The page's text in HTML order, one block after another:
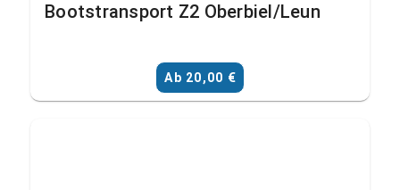
Bootstransport Z2 Oberbiel/Leun
Ab 20,00 €